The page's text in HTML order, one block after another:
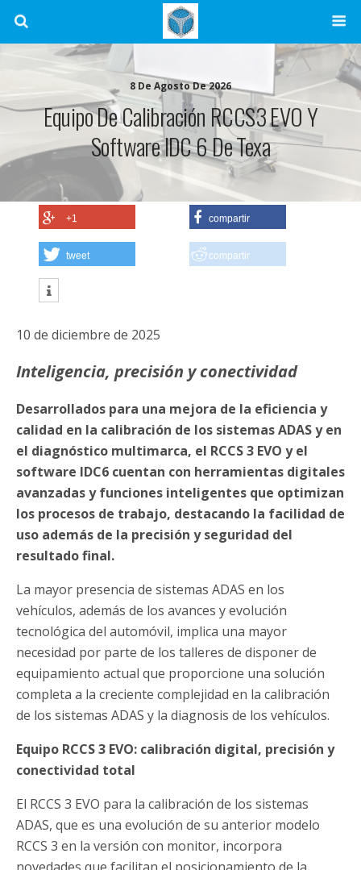
8 De Agosto De 2026
Equipo De Calibración RCCS3 EVO Y
Software IDC 6 De Texa
+1 compartir
tweet compartir
10 de diciembre de 2025
Inteligencia, precisión y conectividad
Desarrollados para una mejora de la eficiencia y
calidad en la calibración de los sistemas ADAS y en
el diagnóstico multimarca, el RCCS 3 EVO y el
software IDC6 cuentan con herramientas digitales
avanzadas y funciones inteligentes que optimizan
los procesos de trabajo, destacando la facilidad de
uso además de la precisión y seguridad del
resultado final.
La mayor presencia de sistemas ADAS en los
vehículos, además de los avances y evolución
tecnológica del automóvil, implica una mayor
necesidad por parte de los talleres de disponer de
equipamiento actual que proporcione una solución
completa a la creciente complejidad en la calibración
de los sistemas ADAS y la diagnosis de los vehículos.
Equipo RCCS 3 EVO: calibración digital, precisión y
conectividad total
El RCCS 3 EVO para la calibración de los sistemas
ADAS, que es una evolución de su anterior modelo
RCCS 3 en la versión con monitor, incorpora